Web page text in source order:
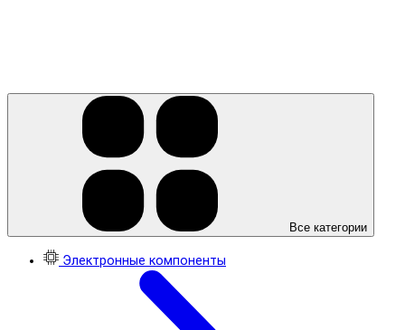
Все категории
Электронные компоненты